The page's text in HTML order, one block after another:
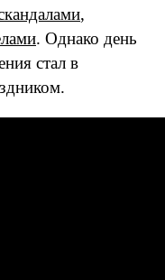
,
. Однако день
стал в